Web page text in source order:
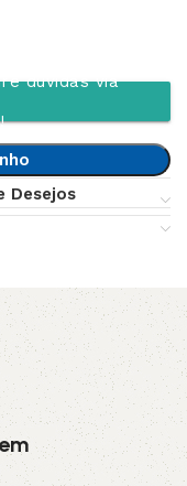
dúvidas via
Desejos